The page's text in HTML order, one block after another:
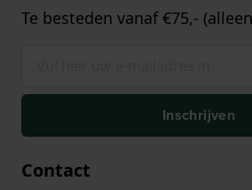
Te besteden vanaf €75,-
Inschrijven
Contact